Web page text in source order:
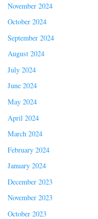
November 2024
October 2024
September 2024
August 2024
July 2024
June 2024
May 2024
April 2024
March 2024
February 2024
January 2024
December 2023
November 2023
October 2023